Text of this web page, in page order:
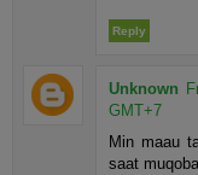
Reply
Unknown
GMT+7
Min maau
saat